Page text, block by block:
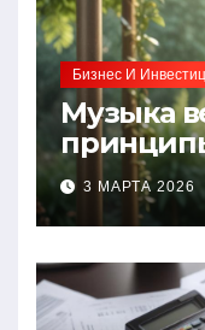
Бизнес И
Музыка
3 МАРТА 2026